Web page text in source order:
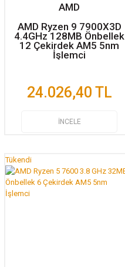
AMD
AMD Ryzen 9 7900X3D
4.4GHz 128MB Önbellek
12 Çekirdek AM5 5nm
İşlemci
24.026,40 TL
İNCELE
Tükendi